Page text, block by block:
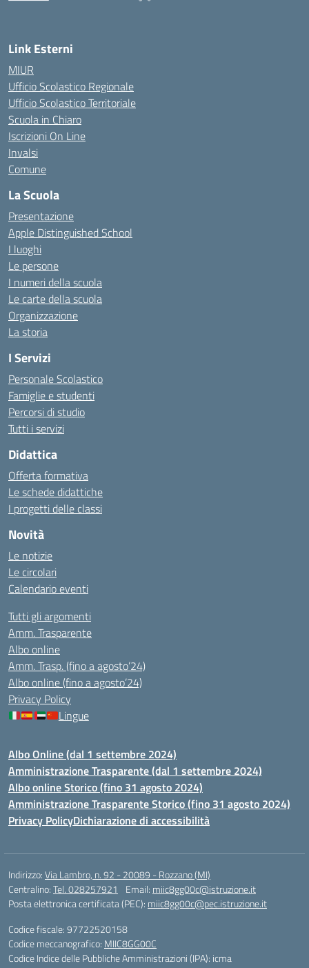
Link Esterni
MIUR
Ufficio Scolastico Regionale
Ufficio Scolastico Territoriale
Scuola in Chiaro
Iscrizioni On Line
Invalsi
Comune
La Scuola
Presentazione
Apple Distinguished School
I luoghi
Le persone
I numeri della scuola
Le carte della scuola
Organizzazione
La storia
I Servizi
Personale Scolastico
Famiglie e studenti
Percorsi di studio
Tutti i servizi
Didattica
Offerta formativa
Le schede didattiche
I progetti delle classi
Novità
Le notizie
Le circolari
Calendario eventi
Tutti gli argomenti
Amm. Trasparente
Albo online
Amm. Trasp. (fino a agosto’24)
Albo online (fino a agosto’24)
Privacy Policy
Lingue
Albo Online (dal 1 settembre 2024)
Amministrazione Trasparente (dal 1 settembre 2024)
Albo online Storico (fino 31 agosto 2024)
Amministrazione Trasparente Storico (fino 31 agosto 2024)
Privacy PolicyDichiarazione di accessibilità
Indirizzo:Via Lambro, n. 92 - 20089 - Rozzano (MI)
Centralino:Tel. 028257921 Email: miic8gg00c@istruzione.it
Posta elettronica certificata (PEC): miic8gg00c@pec.istruzione.it
Codice fiscale: 97722520158
Codice meccanografico: MIIC8GG00C
Codice Indice delle Pubbliche Amministrazioni (IPA): icma